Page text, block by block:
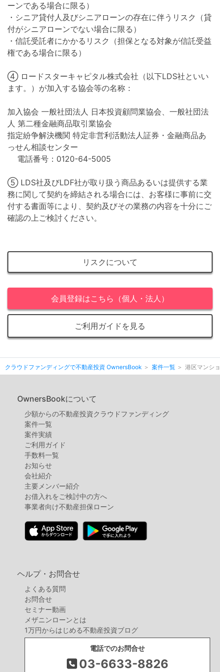
ーンである場合に限る）
・シニア貸付人及びシニアローンの存在に伴うリスク（貸
付がシニアローンでない場合に限る）
・信託受託者にかかるリスク（担保となる対象が信託受益
権である場合に限る）
④ ロードスターキャピタル株式会社（以下LDS社といい
ます。）が加入する協会等の名称：
加入協会 一般社団法人 日本投資顧問業協会、一般社団法
人 第二種金融商品取引業協会
指定紛争解決機関 特定非営利活動法人証券・金融商品あ
っせん相談センター
電話番号：0120-64-5005
⑤ LDS社及びLDF社が取り扱う商品あるいは提供する業
務に関して契約を締結される場合には、お客様に事前に交
付する書面等により、契約及びその業務の内容を十分にご
確認の上ご検討ください。
リスクについて
会員登録はこちら（個人・法人）
ご利用ガイドを見る
クラウドファンディングで不動産投資 OwnersBook 案件一覧 港区マンシ
OwnersBookについて
少額からの不動産投資クラウドファンディング
案件⼀覧
案件実績
ご利用ガイド
手数料一覧
お知らせ
会社紹介
主要メンバー紹介
お借入れをご検討中の方へ
事業者向け不動産担保ローン
ヘルプ・お問合せ
よくある質問
お問合せ
セミナー動画
メザニンローンとは
1万円からはじめる不動産投資ブログ
電話でのお問合せ
03-6633-8826